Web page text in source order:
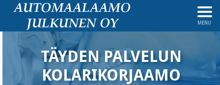
MENU
TÄYDEN PALVELUN
KOLARIKORJAAMO